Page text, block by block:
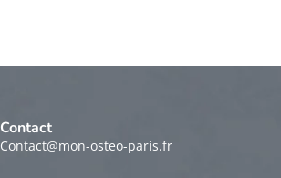
Contact
Contact@mon-osteo-paris.fr